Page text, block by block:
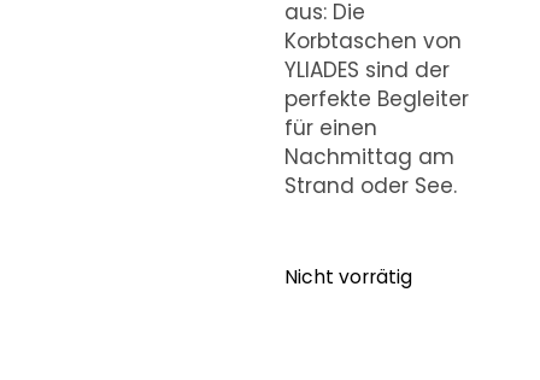
aus: Die
Korbtaschen von
YLIADES sind der
perfekte Begleiter
für einen
Nachmittag am
Strand oder See.
Nicht vorrätig